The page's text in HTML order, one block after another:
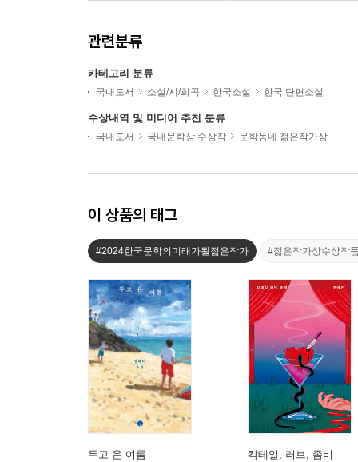
관련분류
카테고리 분류
국내도서 소설/시/희곡 한국소설 한국 단편소설
수상내역 및 미디어 추천 분류
국내도서 국내문학상 수상작 문학동네 젊은작가상
이 상품의 태그
#2024한국문학의미래가될젊은작가 #젊은작가상수상작
두고 온 여름 칵테일, 러브, 좀비